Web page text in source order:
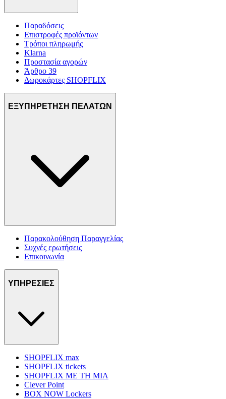
Παραδόσεις
Επιστροφές προϊόντων
Τρόποι πληρωμής
Klarna
Προστασία αγορών
Άρθρο 39
Δωροκάρτες SHOPFLIX
ΕΞΥΠΗΡΕΤΗΣΗ ΠΕΛΑΤΩΝ
Παρακολούθηση Παραγγελίας
Συχνές ερωτήσεις
Επικοινωνία
ΥΠΗΡΕΣΙΕΣ
SHOPFLIX max
SHOPFLIX tickets
SHOPFLIX ΜΕ ΤΗ ΜΙΑ
Clever Point
BOX NOW Lockers